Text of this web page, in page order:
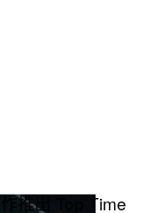
推出 Top Time